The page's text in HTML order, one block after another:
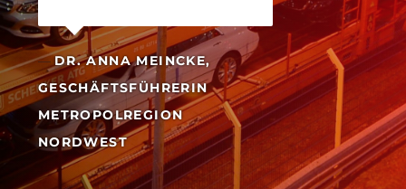
DR. ANNA MEINCKE,
GESCHÄFTSFÜHRERIN
METROPOLREGION
NORDWEST